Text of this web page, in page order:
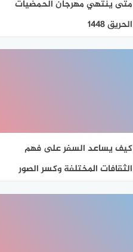
متى ينتهي مهرجان الحمضيات
الحريق 1448
كيف يساعد السفر على فهم
الثقافات المختلفة وكسر الصور